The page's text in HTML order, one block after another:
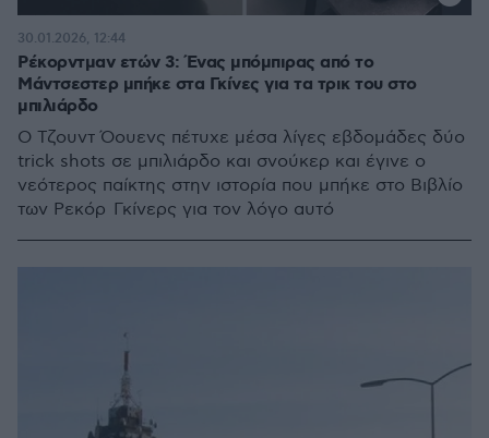
Ρέκορντμαν ετών 3: Ένας μπόμπιρας από το
Μάντσεστερ μπήκε στα Γκίνες για τα τρικ του στο
μπιλιάρδο
Ο Τζουντ Όουενς πέτυχε μέσα λίγες εβδομάδες δύο
trick shots σε μπιλιάρδο και σνούκερ και έγινε ο
νεότερος παίκτης στην ιστορία που μπήκε στο Βιβλίο
των Ρεκόρ Γκίνερς για τον λόγο αυτό
30.01.2026, 12:44